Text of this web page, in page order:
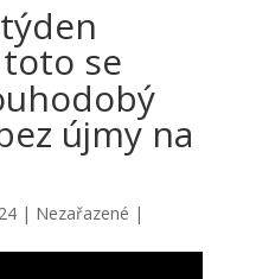
se
újmy na
| Nezařazené |